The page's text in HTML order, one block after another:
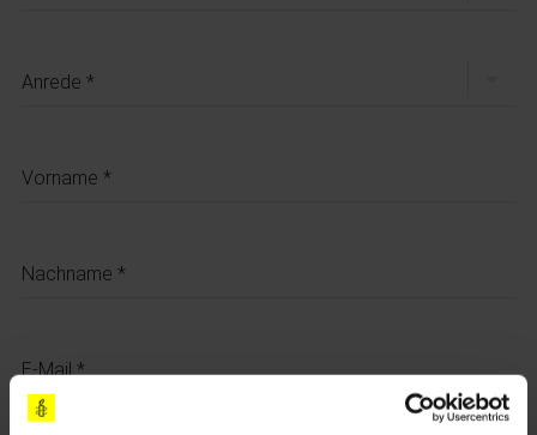
Anrede
Vorname
Nachname
E-Mail